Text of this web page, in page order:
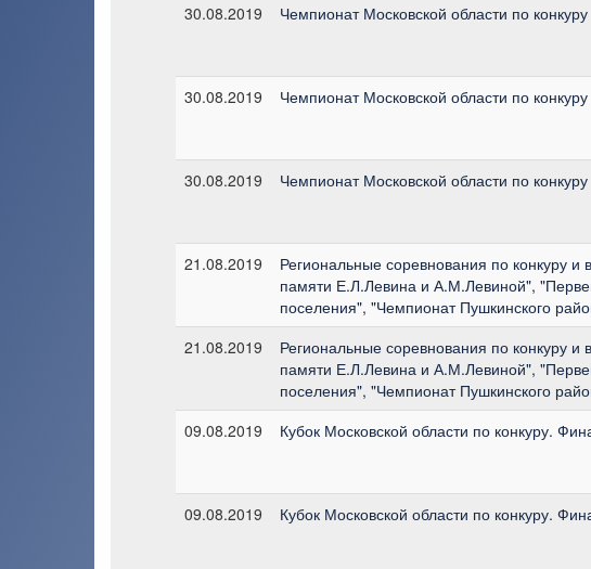
30.08.2019
Чемпионат Московской области по конкуру
30.08.2019 Чемпионат Московской области по конкуру
30.08.2019 Чемпионат Московской области по конкуру
21.08.2019
Региональные соревнования по конкуру и
памяти Е.Л.Левина и А.М.Левиной",
поселения", "Чемпионат Пушкинского
21.08.2019
Региональные соревнования по конкуру и
памяти Е.Л.Левина и А.М.Левиной",
поселения", "Чемпионат Пушкинского
09.08.2019 Кубок Московской области по конкуру.
09.08.2019 Кубок Московской области по конкуру.